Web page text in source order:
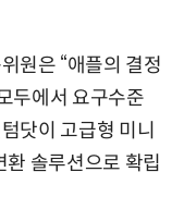
원은 “애플의 결정
두에서 요구수준
닷이 고급형 미니
환 솔루션으로 확립